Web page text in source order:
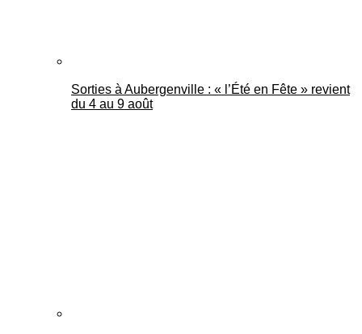
Sorties à Aubergenville : « l’Été en Fête » revient
du 4 au 9 août